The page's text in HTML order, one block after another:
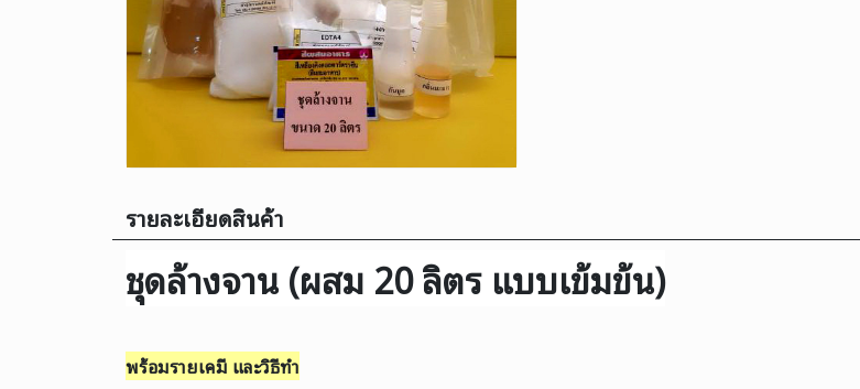
รายละเอียดสินค้า
ชุดล้างจาน (ผสม 20 ลิตร แบบเข้มข้น)
พร้อมรายเคมี และวิธีทำ